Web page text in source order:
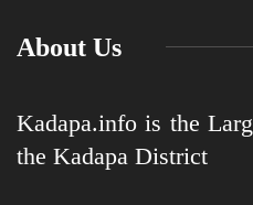
About Us
Kadapa.info is the
the Kadapa District